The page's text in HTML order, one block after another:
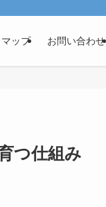
ップ お問い合わせ
つ仕組み